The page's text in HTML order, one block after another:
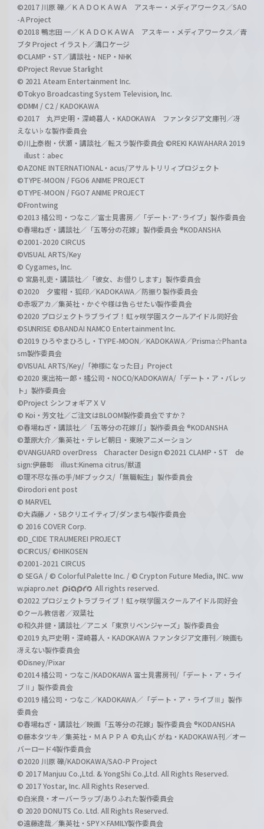
©2017 川原 礫／ＫＡＤＯＫＡＷＡ アスキー・メディアワークス／SAO
-A Project
©2018 鴨志田 一／ＫＡＤＯＫＡＷＡ アスキー・メディアワークス／青
ブタ Project イラスト／溝口ケージ
©CLAMP・ST／講談社・NEP・NHK
©Project Revue Starlight
© 2021 Ateam Entertainment Inc.
©Tokyo Broadcasting System Television, Inc.
©DMM / C2 / KADOKAWA
©2017 丸戸史明・深崎暮人・KADOKAWA ファンタジア文庫刊／冴
えない♭な製作委員会
©川上泰樹・伏瀬・講談社／転スラ製作委員会 ©REKI KAWAHARA 2019
illust：abec
©AZONE INTERNATIONAL・acus/アサルトリリィプロジェクト
©TYPE-MOON / FGO6 ANIME PROJECT
©TYPE-MOON / FGO7 ANIME PROJECT
©Frontwing
©2013 橘公司・つなこ／富士見書房／「デート･ア･ライブ」製作委員会
©春場ねぎ・講談社／「五等分の花嫁」製作委員会 ®KODANSHA
©2001-2020 CIRCUS
©VISUAL ARTS/Key
© Cygames, Inc.
© 宮島礼吏・講談社／「彼女、お借りします」製作委員会
©2020 夕蜜柑・狐印／KADOKAWA／防振り製作委員会
©赤坂アカ／集英社・かぐや様は告らせたい製作委員会
©2020 プロジェクトラブライブ！虹ヶ咲学園スクールアイドル同好会
©SUNRISE ©BANDAI NAMCO Entertainment Inc.
©2019 ひろやまひろし・TYPE-MOON／KADOKAWA／Prisma☆Phanta
sm製作委員会
©VISUAL ARTS/Key/「神様になった日」Project
©2020 東出祐一郎・橘公司・NOCO/KADOKAWA/「デート・ア・バレッ
ト」製作委員会
©Project シンフォギアＸＶ
© Koi・芳文社／ご注文はBLOOM製作委員会ですか？
©春場ねぎ・講談社／「五等分の花嫁∬」製作委員会 ®KODANSHA
©葦原大介／集英社・テレビ朝日・東映アニメーション
©VANGUARD overDress Character Design ©2021 CLAMP・ST de
sign:伊藤彰 illust:Kinema citrus/獣道
©理不尽な孫の手/MFブックス/「無職転生」製作委員会
©irodori ent post
© MARVEL
©大森藤ノ・SBクリエイティブ/ダンまち4製作委員会
© 2016 COVER Corp.
©D_CIDE TRAUMEREI PROJECT
©CIRCUS/ ©HIKOSEN
©2001-2021 CIRCUS
© SEGA / © Colorful Palette Inc. / © Crypton Future Media, INC. ww
w.piapro.net
All rights reserved.
©2022 プロジェクトラブライブ！虹ヶ咲学園スクールアイドル同好会
©クール教信者／双葉社
©和久井健・講談社／アニメ「東京リベンジャーズ」製作委員会
©2019 丸戸史明・深崎暮人・KADOKAWA ファンタジア文庫刊／映画も
冴えない製作委員会
©Disney/Pixar
©2014 橘公司・つなこ/KADOKAWA 富士見書房刊/「デート・ア・ライ
ブⅡ」製作委員会
©2019 橘公司・つなこ／KADOKAWA／「デート・ア・ライブⅢ」製作
委員会
©春場ねぎ・講談社／映画「五等分の花嫁」製作委員会 ®KODANSHA
©藤本タツキ／集英社・ＭＡＰＰＡ ©丸山くがね・KADOKAWA刊／オー
バーロード4製作委員会
©2020 川原 礫/KADOKAWA/SAO-P Project
© 2017 Manjuu Co.,Ltd. & YongShi Co.,Ltd. All Rights Reserved.
© 2017 Yostar, Inc. All Rights Reserved.
©白米良・オーバーラップ/ありふれた製作委員会
© 2020 DONUTS Co. Ltd. All Rights Reserved.
©遠藤達哉／集英社・SPY×FAMILY製作委員会